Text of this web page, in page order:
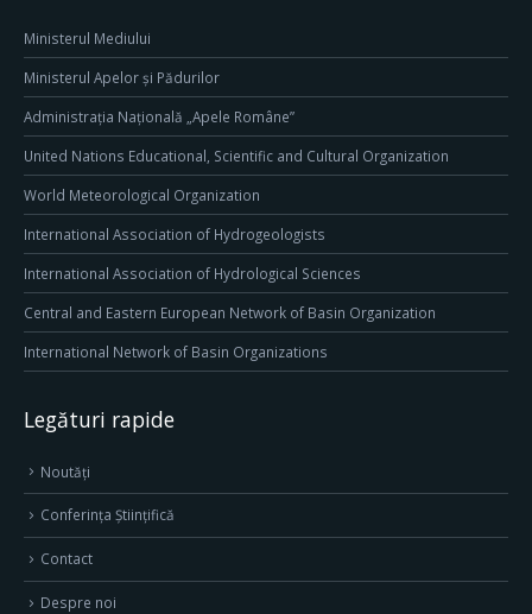
Ministerul Mediului
Ministerul Apelor și Pădurilor
Administrația Națională „Apele Române”
United Nations Educational, Scientific and Cultural Organization
World Meteorological Organization
International Association of Hydrogeologists
International Association of Hydrological Sciences
Central and Eastern European Network of Basin Organization
International Network of Basin Organizations
Legături rapide
Noutăți
Conferința Științifică
Contact
Despre noi